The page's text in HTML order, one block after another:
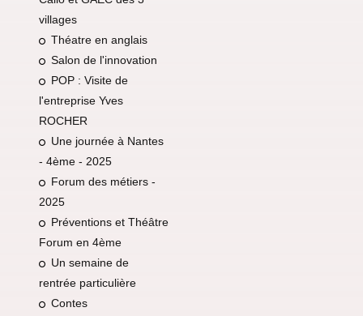
villages
Théatre en anglais
Salon de l'innovation
POP : Visite de
l'entreprise Yves
ROCHER
Une journée à Nantes
- 4ème - 2025
Forum des métiers -
2025
Préventions et Théâtre
Forum en 4ème
Un semaine de
rentrée particulière
Contes